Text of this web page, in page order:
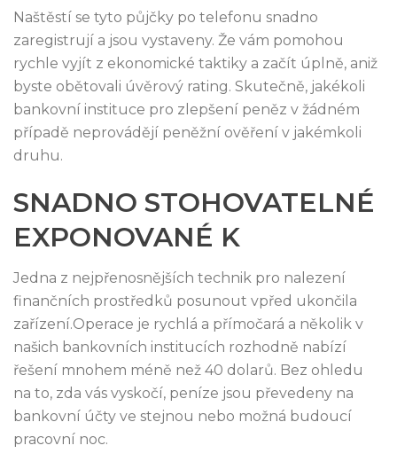
Naštěstí se tyto půjčky po telefonu snadno
zaregistrují a jsou vystaveny. Že vám pomohou
rychle vyjít z ekonomické taktiky a začít úplně, aniž
byste obětovali úvěrový rating. Skutečně, jakékoli
bankovní instituce pro zlepšení peněz v žádném
případě neprovádějí peněžní ověření v jakémkoli
druhu.
SNADNO STOHOVATELNÉ
EXPONOVANÉ K
Jedna z nejpřenosnějších technik pro nalezení
finančních prostředků posunout vpřed ukončila
zařízení.Operace je rychlá a přímočará a několik v
našich bankovních institucích rozhodně nabízí
řešení mnohem méně než 40 dolarů. Bez ohledu
na to, zda vás vyskočí, peníze jsou převedeny na
bankovní účty ve stejnou nebo možná budoucí
pracovní noc.